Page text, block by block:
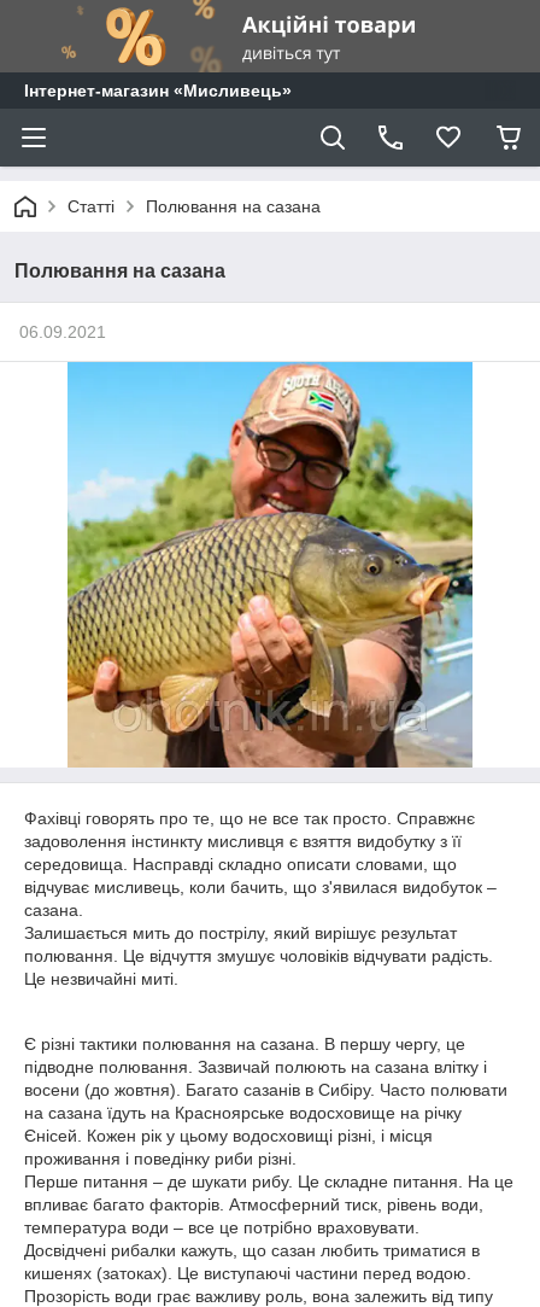
⁨Інтернет-магазин «Мисливець»
Статті Полювання на сазана
Полювання на сазана
06.09.2021
Фахівці говорять про те, що не все так просто. Справжнє
задоволення інстинкту мисливця є взяття видобутку з її
середовища. Насправді складно описати словами, що
відчуває мисливець, коли бачить, що з'явилася видобуток –
сазана.
Залишається мить до пострілу, який вирішує результат
полювання. Це відчуття змушує чоловіків відчувати радість.
Це незвичайні миті.
Є різні тактики полювання на сазана. В першу чергу, це
підводне полювання. Зазвичай полюють на сазана влітку і
восени (до жовтня). Багато сазанів в Сибіру. Часто полювати
на сазана їдуть на Красноярське водосховище на річку
Єнісей. Кожен рік у цьому водосховищі різні, і місця
проживання і поведінку риби різні.
Перше питання – де шукати рибу. Це складне питання. На це
впливає багато факторів. Атмосферний тиск, рівень води,
температура води – все це потрібно враховувати.
Досвідчені рибалки кажуть, що сазан любить триматися в
кишенях (затоках). Це виступаючі частини перед водою.
Прозорість води грає важливу роль, вона залежить від типу